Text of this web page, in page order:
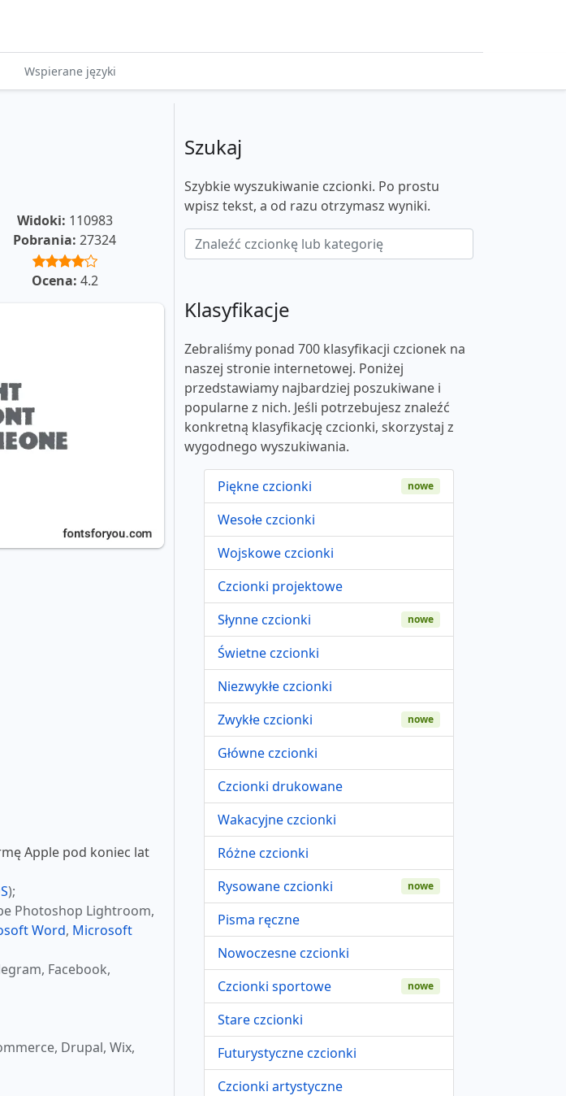
Wspierane języki
Widoki: 110983
Pobrania: 27324
Ocena: 4.2
Apple pod koniec lat
);
Photoshop Lightroom,
Word, Microsoft
Facebook,
Drupal, Wix,
Szukaj
Szybkie wyszukiwanie czcionki. Po prostu
wpisz tekst, a od razu otrzymasz wyniki.
Klasyfikacje
Zebraliśmy ponad 700 klasyfikacji czcionek na
naszej stronie internetowej. Poniżej
przedstawiamy najbardziej poszukiwane i
popularne z nich. Jeśli potrzebujesz znaleźć
konkretną klasyfikację czcionki, skorzystaj z
wygodnego wyszukiwania.
Piękne czcionki nowe
Wesołe czcionki
Wojskowe czcionki
Czcionki projektowe
Słynne czcionki
nowe
Świetne czcionki
Niezwykłe czcionki
Zwykłe czcionki
nowe
Główne czcionki
Czcionki drukowane
Wakacyjne czcionki
Różne czcionki
Rysowane czcionki
nowe
Pisma ręczne
Nowoczesne czcionki
Czcionki sportowe
nowe
Stare czcionki
Futurystyczne czcionki
Czcionki artystyczne